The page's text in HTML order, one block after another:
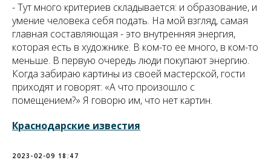
- Тут много критериев складывается: и образование, и
умение человека себя подать. На мой взгляд, самая
главная составляющая - это внутренняя энергия,
которая есть в художнике. В ком-то ее много, в ком-то
меньше. В первую очередь люди покупают энергию.
Когда забираю картины из своей мастерской, гости
приходят и говорят: «А что произошло с
помещением?» Я говорю им, что нет картин.
Краснодарские известия
2023-02-09 18:47